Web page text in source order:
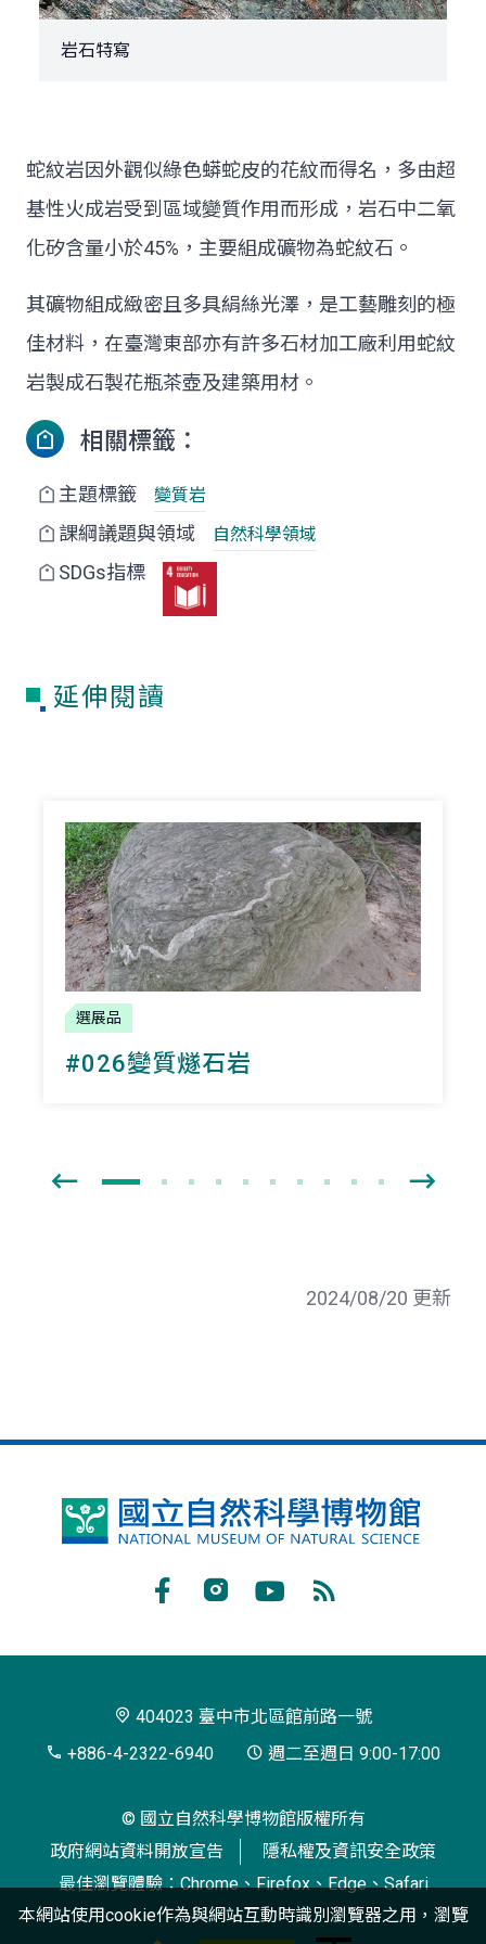
岩石特寫
蛇紋岩因外觀似綠色蟒蛇皮的花紋而得名，多由超
基性火成岩受到區域變質作用而形成，岩石中二氧
化矽含量小於45%，主要組成礦物為蛇紋石。
其礦物組成緻密且多具絹絲光澤，是工藝雕刻的極
佳材料，在臺灣東部亦有許多石材加工廠利用蛇紋
岩製成石製花瓶茶壺及建築用材。
相關標籤：
主題標籤 變質岩
課綱議題與領域 自然科學領域
SDGs指標
延伸閱讀
選展品
#026變質燧石岩
2024/08/20 更新
國
博
閱
404023 臺中市北區館前路一號
+886-4-2322-6940
週二至週日 9:00-17:00
© 國立自然科學博物館版權所有
政府網站資料開放宣告
隱私權及資訊安全政策
最佳瀏覽體驗：Chrome、Firefox、Edge、Safari
本網站使用cookie作為與網站互動時識別瀏覽器之用，瀏覽